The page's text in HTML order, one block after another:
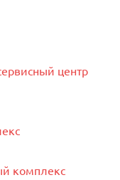
центр
комплекс